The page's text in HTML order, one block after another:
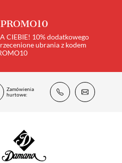
CIEBIE! 10% dodatkowego
ubrania z kodem
Zamówienia
hurtowe: